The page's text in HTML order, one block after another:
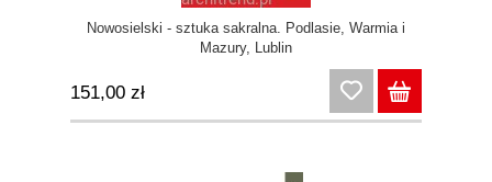
Nowosielski - sztuka sakralna. Podlasie, Warmia i
Mazury, Lublin
151,00 zł